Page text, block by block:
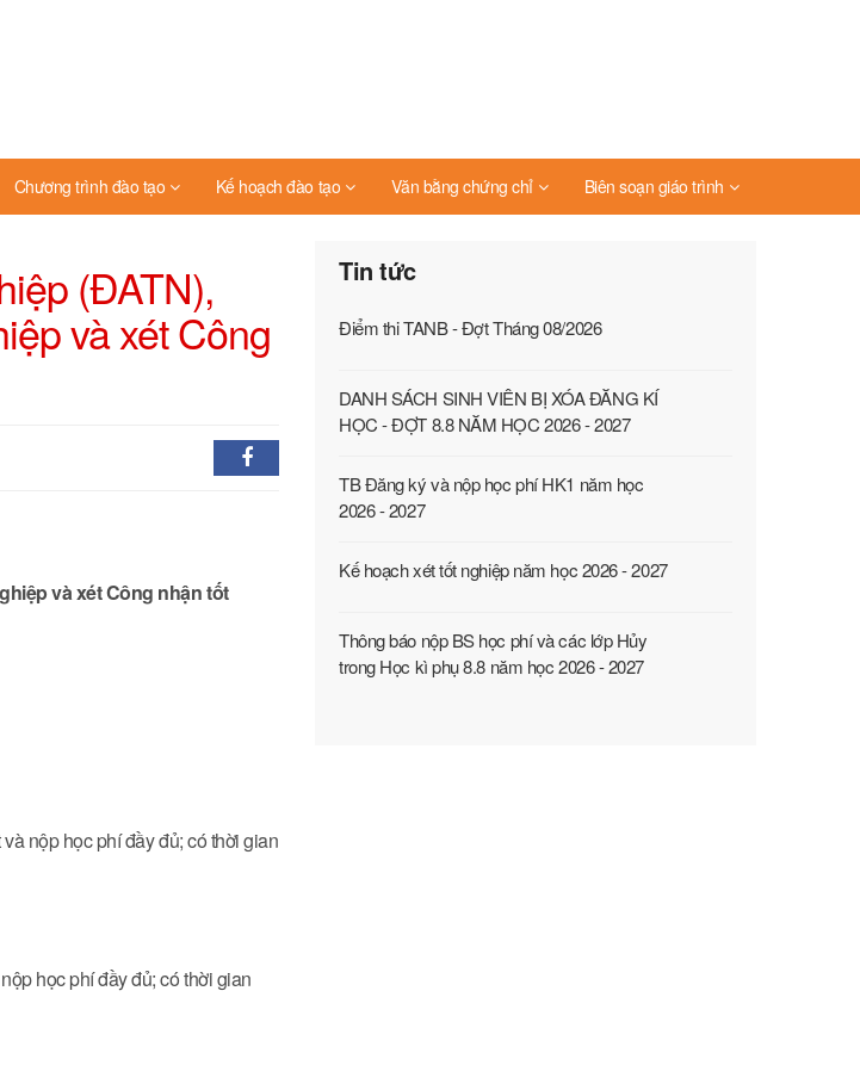
Chương trình đào tạo Kế hoạch đào tạo Văn bằng chứng chỉ Biên soạn giáo trình
(ĐATN),
và xét Công
và xét Công nhận tốt
nộp học phí đầy đủ; có thời gian
học phí đầy đủ; có thời gian
Tin tức
Điểm thi TANB - Đợt Tháng 08/2026
DANH SÁCH SINH VIÊN BỊ XÓA ĐĂNG KÍ
HỌC - ĐỢT 8.8 NĂM HỌC 2026 - 2027
TB Đăng ký và nộp học phí HK1 năm học
2026 - 2027
Kế hoạch xét tốt nghiệp năm học 2026 - 2027
Thông báo nộp BS học phí và các lớp Hủy
trong Học kì phụ 8.8 năm học 2026 - 2027